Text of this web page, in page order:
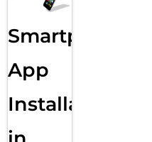
Smartphone
App
Installation